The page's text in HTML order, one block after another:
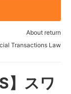
About return
Transactions Law
】スワ